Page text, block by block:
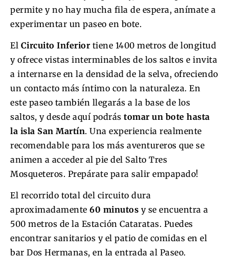
permite y no hay mucha fila de espera, anímate a
experimentar un paseo en bote.
El Circuito Inferior tiene 1400 metros de longitud
y ofrece vistas interminables de los saltos e invita
a internarse en la densidad de la selva, ofreciendo
un contacto más íntimo con la naturaleza. En
este paseo también llegarás a la base de los
saltos, y desde aquí podrás tomar un bote hasta
la isla San Martín. Una experiencia realmente
recomendable para los más aventureros que se
animen a acceder al pie del Salto Tres
Mosqueteros. Prepárate para salir empapado!
El recorrido total del circuito dura
aproximadamente 60 minutos y se encuentra a
500 metros de la Estación Cataratas. Puedes
encontrar sanitarios y el patio de comidas en el
bar Dos Hermanas, en la entrada al Paseo.